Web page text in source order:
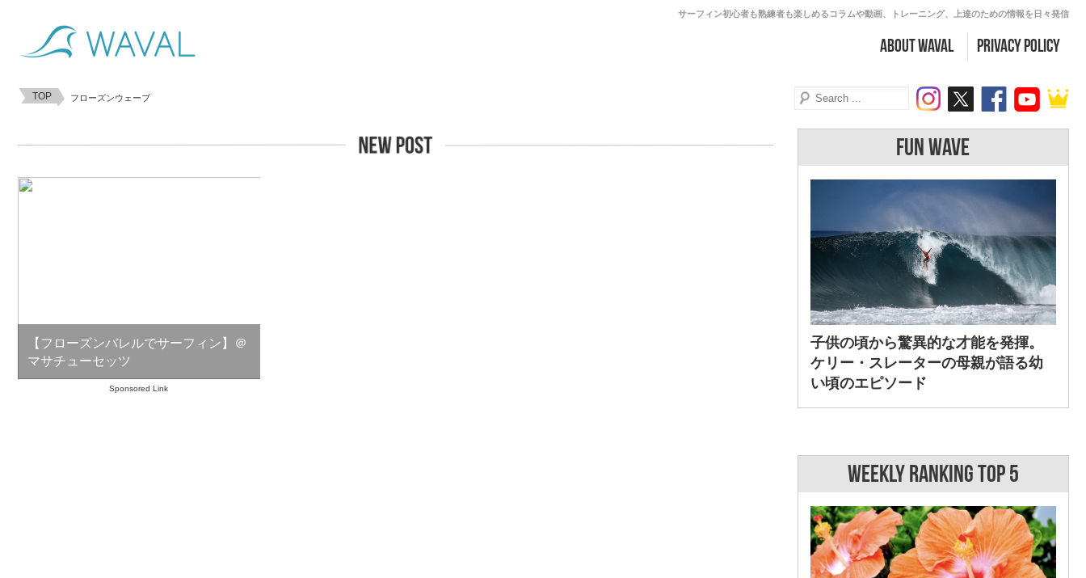
サーフィン初心者も熟練者も楽しめるコラムや動画、トレーニング、上達のための情報を日々発信
about WAVAL PRIVACY POLICY
TOP フローズンウェーブ
【フローズンバレルでサーフィン】＠
マサチューセッツ
Sponsored Link
FUN WAVE
子供の頃から驚異的な才能を発揮。
ケリー・スレーターの母親が語る幼
い頃のエピソード
WEEKLY RANKING TOP 5